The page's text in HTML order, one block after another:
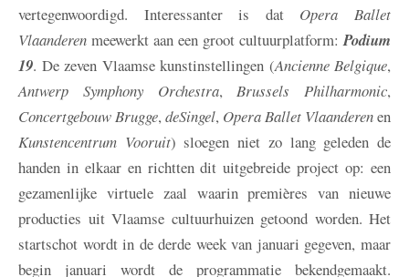
vertegenwoordigd. Interessanter is dat Opera Ballet
Vlaanderen meewerkt aan een groot cultuurplatform:Podium
19. De zeven Vlaamse kunstinstellingen (Ancienne Belgique,
Antwerp Symphony Orchestra,Brussels Philharmonic,
Concertgebouw Brugge,deSingel, Opera Ballet Vlaanderenen
Kunstencentrum Vooruit) sloegen niet zo lang geleden de
handen in elkaar en richtten dit uitgebreide project op: een
gezamenlijke virtuele zaal waarin premières van nieuwe
producties uit Vlaamse cultuurhuizen getoond worden. Het
startschot wordt in de derde week van januari gegeven, maar
begin januari wordt de programmatie bekendgemaakt.